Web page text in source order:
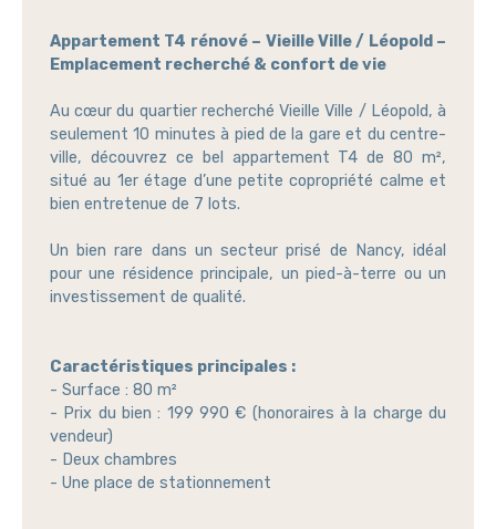
Appartement T4 rénové – Vieille Ville / Léopold –
Emplacement recherché & confort de vie
Au cœur du quartier recherché Vieille Ville / Léopold, à
seulement 10 minutes à pied de la gare et du centre-
ville, découvrez ce bel appartement T4 de 80 m²,
situé au 1er étage d’une petite copropriété calme et
bien entretenue de 7 lots.
Un bien rare dans un secteur prisé de Nancy, idéal
pour une résidence principale, un pied-à-terre ou un
investissement de qualité.
Caractéristiques principales :
- Surface : 80 m²
- Prix du bien : 199 990 € (honoraires à la charge du
vendeur)
- Deux chambres
- Une place de stationnement